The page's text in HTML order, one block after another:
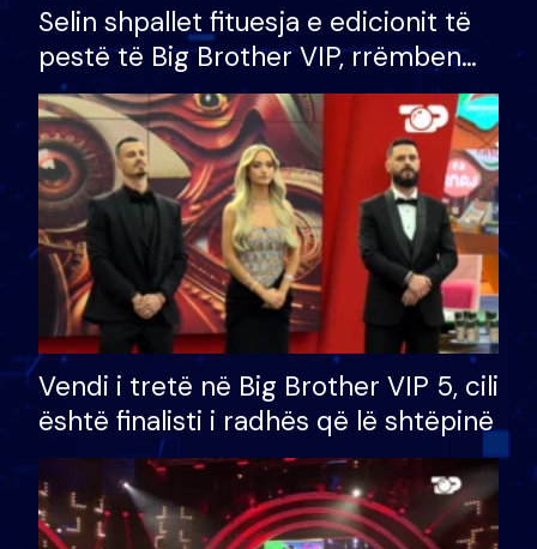
Selin shpallet fituesja e edicionit të
pestë të Big Brother VIP, rrëmben
çmimin e madh prej 100 mijë eurosh
Vendi i tretë në Big Brother VIP 5, cili
është finalisti i radhës që lë shtëpinë